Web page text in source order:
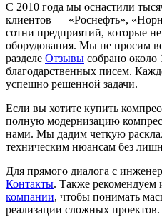
С 2010 года мы оснастили
клиентов — «Роснефть»,
сотни предприятий, которые
оборудования. Мы не просим
разделе Отзывы собрано
благодарственных писем.
успешно решенной задачи.
Если вы хотите купить
полную модернизацию
нами. Мы дадим четкую
техническим нюансам без
Для прямого диалога с
Контакты. Также
компании, чтобы понимать
реализации сложных проектов.